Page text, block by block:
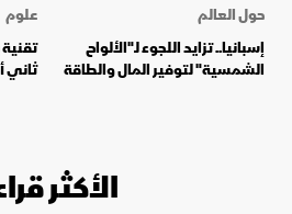
حول العالم
إسبانيا.. تزايد اللجوء لـ"الألواح
الشمسية" لتوفير المال والطاقة
علوم
ثاني
الأكثر